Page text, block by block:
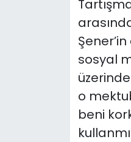
sosyal
o
beni